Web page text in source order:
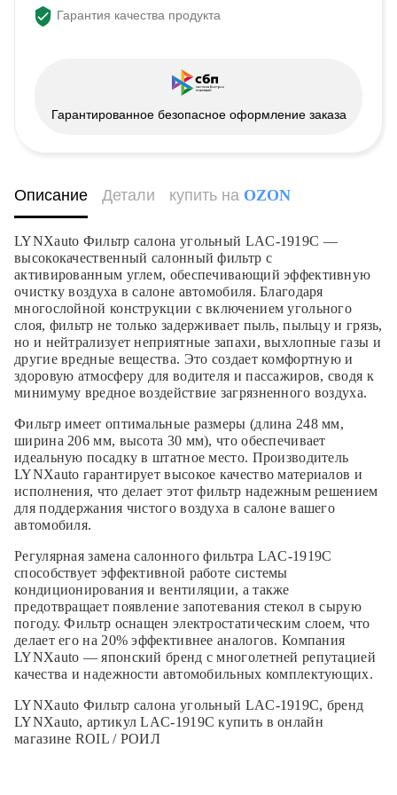
Гарантия качества продукта
Гарантированное безопасное оформление заказа
Описание Детали купить на OZON
LYNXauto Фильтр салона угольный LAC-1919C —
высококачественный салонный фильтр с
активированным углем, обеспечивающий эффективную
очистку воздуха в салоне автомобиля. Благодаря
многослойной конструкции с включением угольного
слоя, фильтр не только задерживает пыль, пыльцу и грязь,
но и нейтрализует неприятные запахи, выхлопные газы и
другие вредные вещества. Это создает комфортную и
здоровую атмосферу для водителя и пассажиров, сводя к
минимуму вредное воздействие загрязненного воздуха.
Фильтр имеет оптимальные размеры (длина 248 мм,
ширина 206 мм, высота 30 мм), что обеспечивает
идеальную посадку в штатное место. Производитель
LYNXauto гарантирует высокое качество материалов и
исполнения, что делает этот фильтр надежным решением
для поддержания чистого воздуха в салоне вашего
автомобиля.
Регулярная замена салонного фильтра LAC-1919C
способствует эффективной работе системы
кондиционирования и вентиляции, а также
предотвращает появление запотевания стекол в сырую
погоду. Фильтр оснащен электростатическим слоем, что
делает его на 20% эффективнее аналогов. Компания
LYNXauto — японский бренд с многолетней репутацией
качества и надежности автомобильных комплектующих.
LYNXauto Фильтр салона угольный LAC-1919C, бренд
LYNXauto, артикул LAC-1919C купить в онлайн
магазине ROIL / РОИЛ